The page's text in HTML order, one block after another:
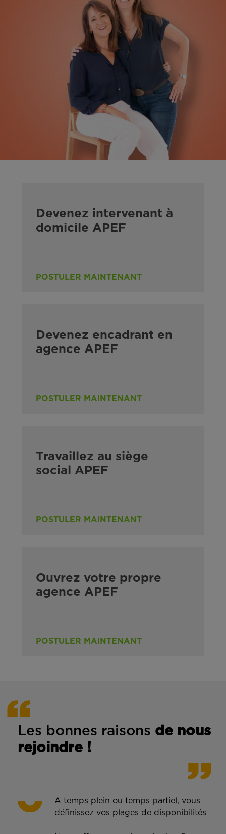
Devenez intervenant à
domicile APEF
POSTULER MAINTENANT
Devenez encadrant en
agence APEF
POSTULER MAINTENANT
Travaillez au siège
social APEF
POSTULER MAINTENANT
Ouvrez votre propre
agence APEF
POSTULER MAINTENANT
Les bonnes raisons de nous
rejoindre !
A temps plein ou temps partiel, vous
définissez vos plages de disponibilités